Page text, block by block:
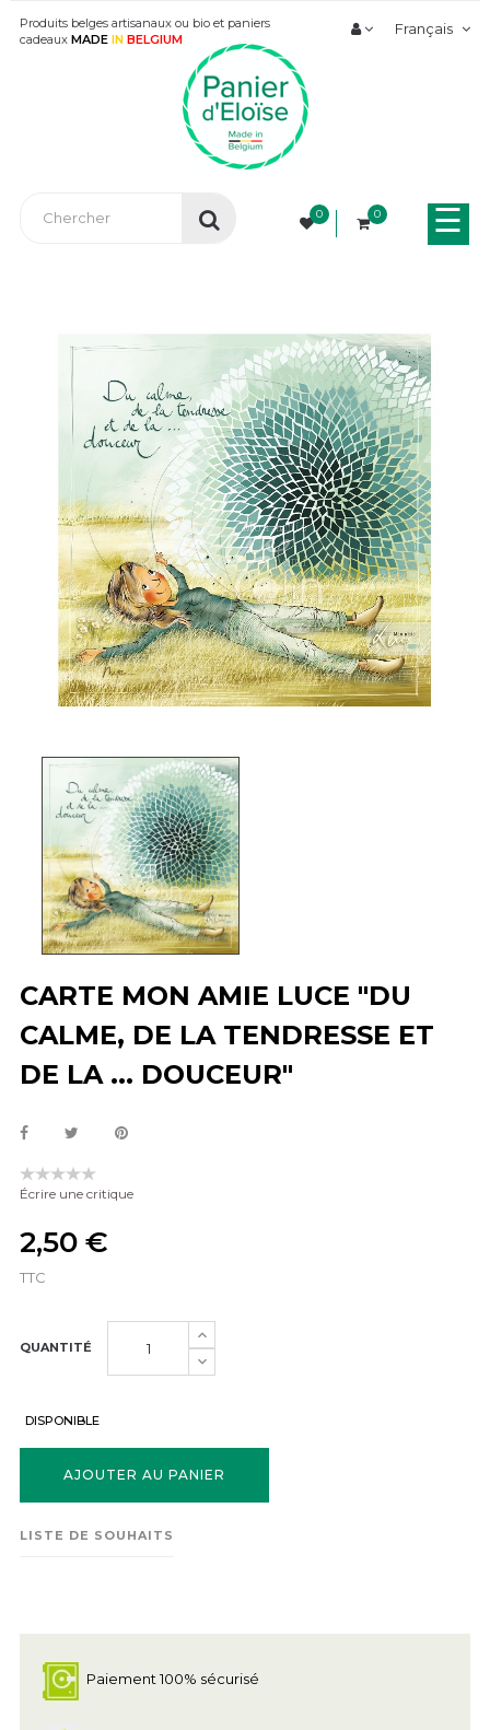
Produits belges artisanaux ou bio et paniers
cadeaux MADE IN BELGIUM
Français
0 0
la
☰
CARTE MON AMIE LUCE "DU
CALME, DE LA TENDRESSE ET
DE LA ... DOUCEUR"
Écrire une critique
2,50 €
TTC
QUANTITÉ
DISPONIBLE
AJOUTER AU PANIER
LISTE DE SOUHAITS
Paiement 100% sécurisé